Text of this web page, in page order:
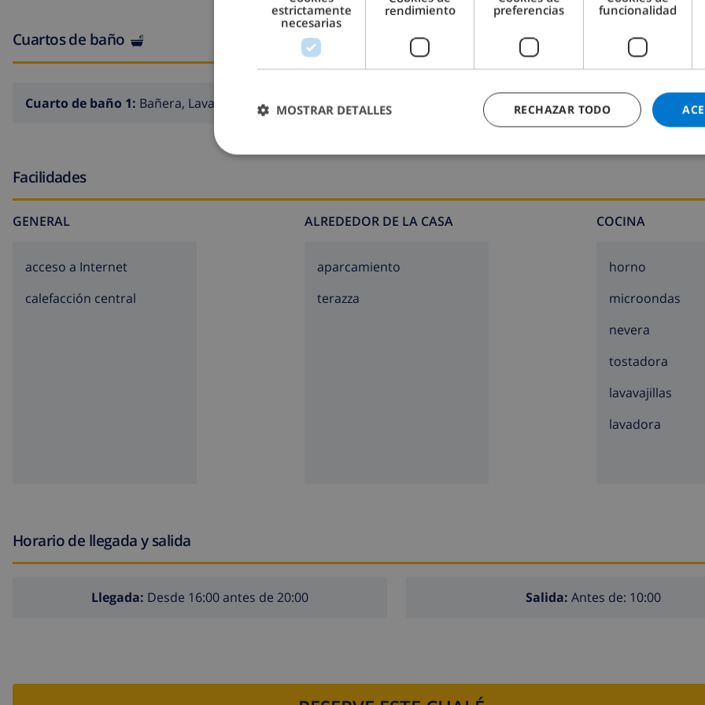
Cuartos de baño
Cuarto de baño 1: Bañera, Lavabo, Inodoro Cuarto de baño 2:Bañera, Lavabo, Inodoro
Facilidades
GENERAL
acceso a Internet
calefacción central
ALREDEDOR DE LA CASA
aparcamiento
terazza
COCINA
horno
microondas
nevera
tostadora
lavavajillas
lavadora
Horario de llegada y salida
Llegada: Desde 16:00 antes de 20:00 Salida: Antes de: 10:00
estrictamente
necesarias
rendimiento
preferencias
funcionalidad
RECHAZAR TODO
MOSTRAR DETALLES